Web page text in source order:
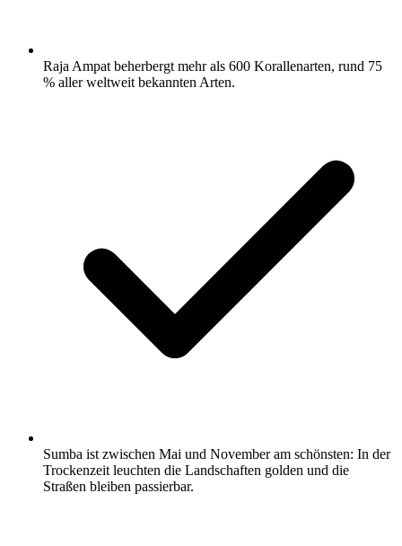
Raja Ampat beherbergt mehr als 600 Korallenarten, rund 75
% aller weltweit bekannten Arten.
Sumba ist zwischen Mai und November am schönsten: In der
Trockenzeit leuchten die Landschaften golden und die
Straßen bleiben passierbar.